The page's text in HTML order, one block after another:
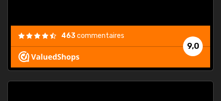
9,0
463commentaires